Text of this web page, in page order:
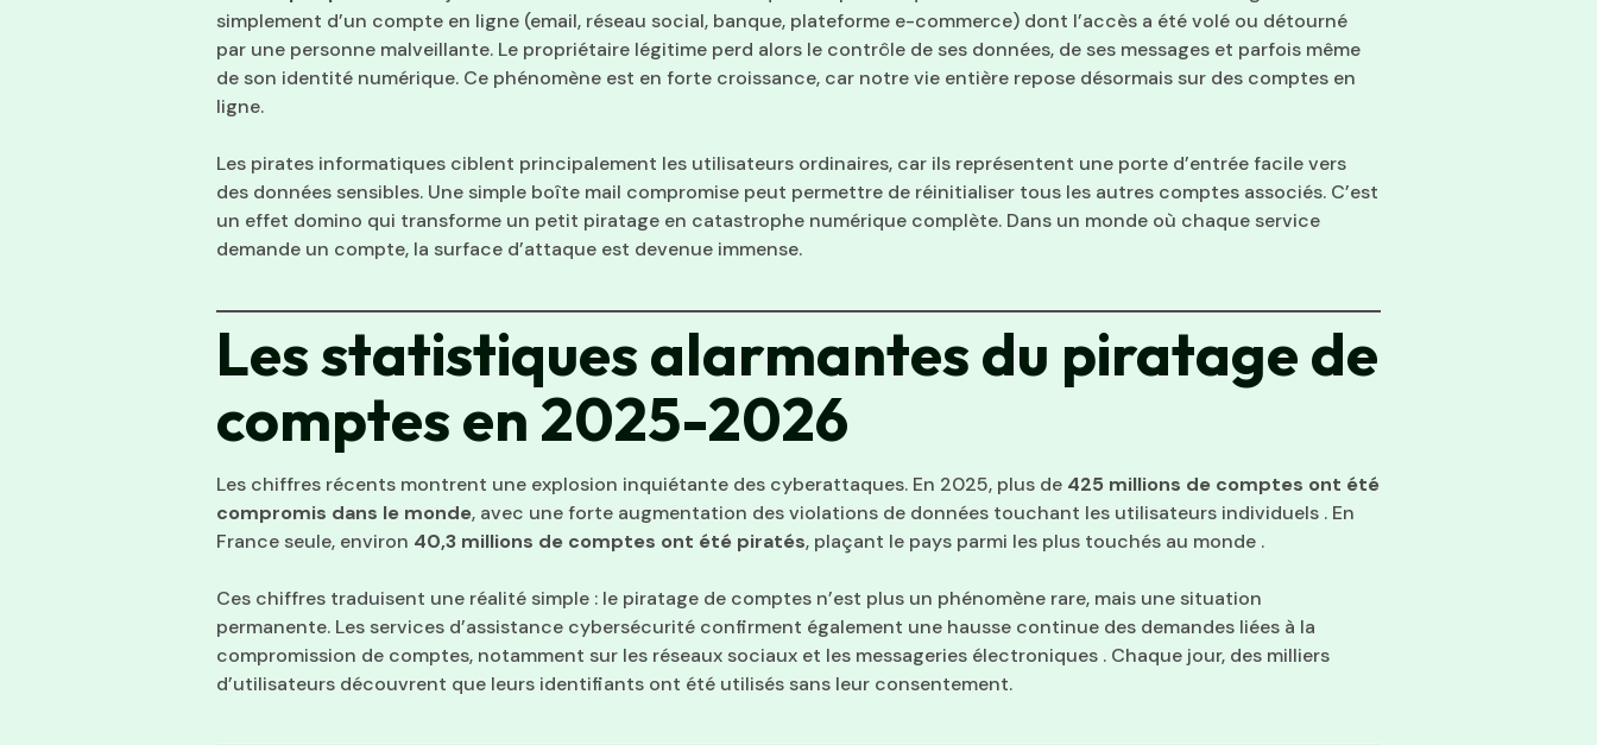
simplement d’un compte en ligne (email, réseau social, banque, plateforme e-commerce) dont l’accès a été volé ou détourné
par une personne malveillante. Le propriétaire légitime perd alors le contrôle de ses données, de ses messages et parfois même
de son identité numérique. Ce phénomène est en forte croissance, car notre vie entière repose désormais sur des comptes en
ligne.
Les pirates informatiques ciblent principalement les utilisateurs ordinaires, car ils représentent une porte d’entrée facile vers
des données sensibles. Une simple boîte mail compromise peut permettre de réinitialiser tous les autres comptes associés. C’est
un effet domino qui transforme un petit piratage en catastrophe numérique complète. Dans un monde où chaque service
demande un compte, la surface d’attaque est devenue immense.
Les statistiques alarmantes du piratage de
comptes en 2025-2026
Les chiffres récents montrent une explosion inquiétante des cyberattaques. En 2025, plus de 425 millions de comptes ont été
compromis dans le monde, avec une forte augmentation des violations de données touchant les utilisateurs individuels . En
France seule, environ 40,3 millions de comptes ont été piratés, plaçant le pays parmi les plus touchés au monde .
Ces chiffres traduisent une réalité simple : le piratage de comptes n’est plus un phénomène rare, mais une situation
permanente. Les services d’assistance cybersécurité confirment également une hausse continue des demandes liées à la
compromission de comptes, notamment sur les réseaux sociaux et les messageries électroniques . Chaque jour, des milliers
d’utilisateurs découvrent que leurs identifiants ont été utilisés sans leur consentement.